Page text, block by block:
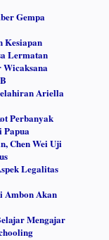
Gempa
Kesiapan
Lermatan
Wicaksana
Ariella
Perbanyak
Papua
Chen Wei Uji
Legalitas
Ambon Akan
Mengajar